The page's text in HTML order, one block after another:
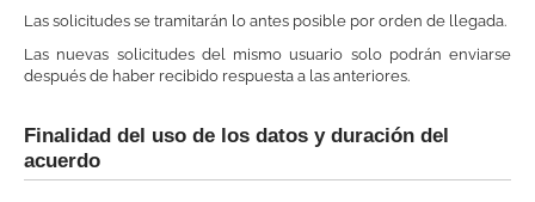
Las solicitudes se tramitarán lo antes posible por orden de llegada.
Las nuevas solicitudes del mismo usuario solo podrán enviarse
después de haber recibido respuesta a las anteriores.
Finalidad del uso de los datos y duración del
acuerdo